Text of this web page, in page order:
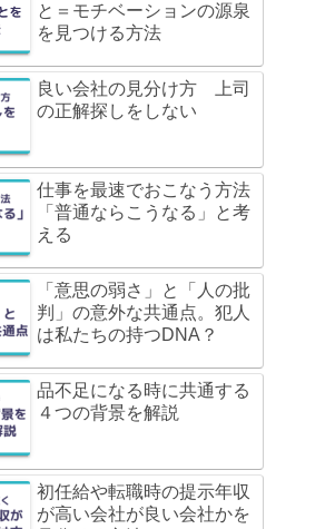
と＝モチベーションの源泉
を見つける方法
良い会社の見分け方 上司
の正解探しをしない
仕事を最速でおこなう方法
「普通ならこうなる」と考
える
「意思の弱さ」と「人の批
判」の意外な共通点。犯人
は私たちの持つDNA？
品不足になる時に共通する
４つの背景を解説
初任給や転職時の提示年収
が高い会社が良い会社かを